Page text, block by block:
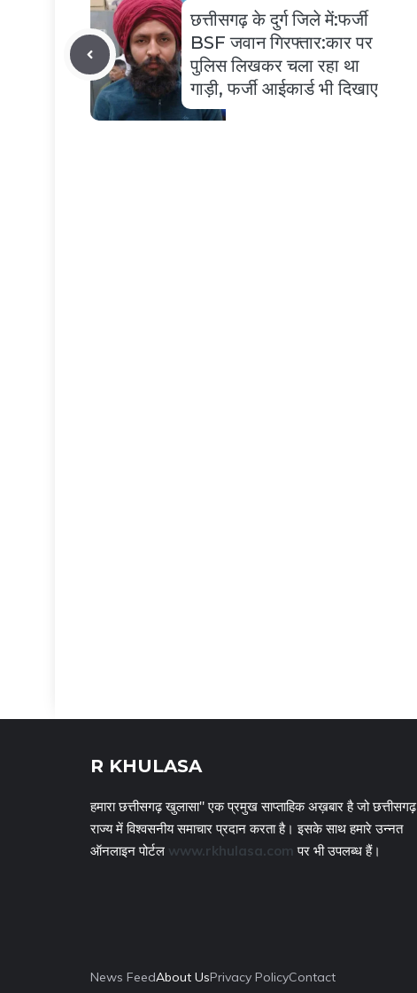
छत्तीसगढ़ के दुर्ग जिले में:फर्जी
BSF जवान गिरफ्तार:कार पर
पुलिस लिखकर चला रहा था
गाड़ी, फर्जी आईकार्ड भी दिखाए
R KHULASA
हमारा छत्तीसगढ़ खुलासा" एक प्रमुख साप्ताहिक अख़बार है जो छत्तीसगढ़
राज्य में विश्वसनीय समाचार प्रदान करता है। इसके साथ हमारे उन्नत
ऑनलाइन पोर्टल www.rkhulasa.com पर भी उपलब्ध हैं।
News FeedAbout UsPrivacy PolicyContact